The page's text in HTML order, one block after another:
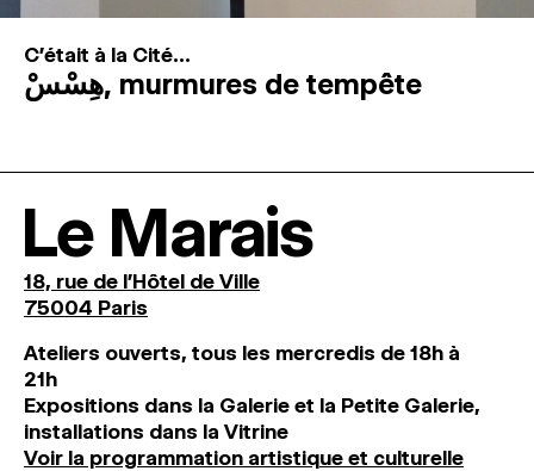
C'était à la Cité...
هِسْسْ, murmures de tempête
Le Marais
18, rue de l'Hôtel de Ville
75004 Paris
Ateliers ouverts, tous les mercredis de 18h à
21h
Expositions dans la Galerie et la Petite Galerie,
installations dans la Vitrine
Voir la programmation artistique et culturelle